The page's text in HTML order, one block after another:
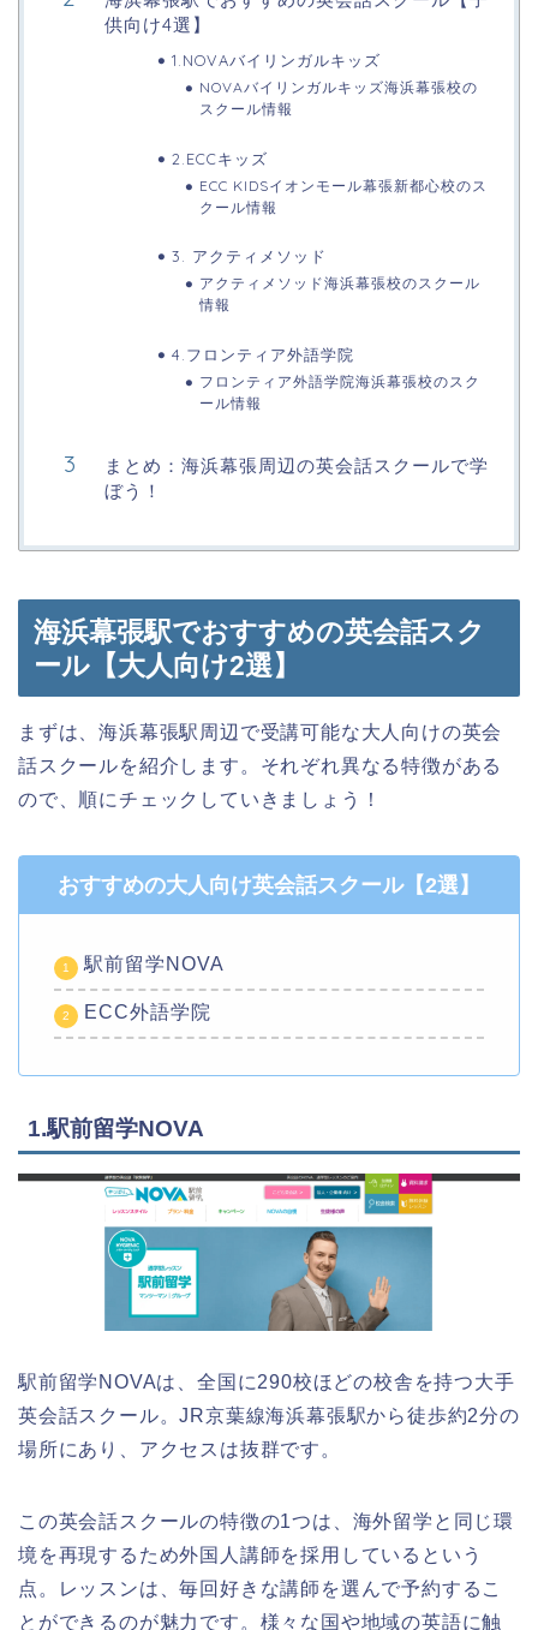
供向け4選】
1.NOVAバイリンガルキッズ
NOVAバイリンガルキッズ海浜幕張校の
スクール情報
2.ECCキッズ
ECC KIDSイオンモール幕張新都心校のス
クール情報
3. アクティメソッド
アクティメソッド海浜幕張校のスクール
情報
4.フロンティア外語学院
フロンティア外語学院海浜幕張校のスク
ール情報
まとめ：海浜幕張周辺の英会話スクールで学
ぼう！
海浜幕張駅でおすすめの英会話スク
ール【大人向け2選】
まずは、海浜幕張駅周辺で受講可能な大人向けの英会
話スクールを紹介します。それぞれ異なる特徴がある
ので、順にチェックしていきましょう！
おすすめの大人向け英会話スクール【2選】
駅前留学NOVA
ECC外語学院
1.駅前留学NOVA
駅前留学NOVAは、全国に290校ほどの校舎を持つ大手
英会話スクール。JR京葉線海浜幕張駅から徒歩約2分の
場所にあり、アクセスは抜群です。
この英会話スクールの特徴の1つは、海外留学と同じ環
境を再現するため外国人講師を採用しているという
点。レッスンは、毎回好きな講師を選んで予約するこ
とができるのが魅力です。様々な国や地域の英語に触